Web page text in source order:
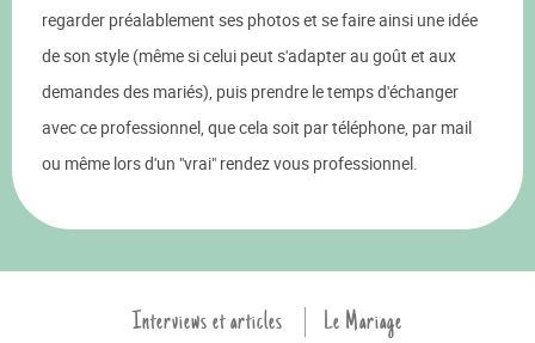
regarder préalablement ses photos et se faire ainsi une idée
de son style (même si celui peut s'adapter au goût et aux
demandes des mariés), puis prendre le temps d'échanger
avec ce professionnel, que cela soit par téléphone, par mail
ou même lors d'un "vrai" rendez vous professionnel.
Interviews et articles Le Mariage